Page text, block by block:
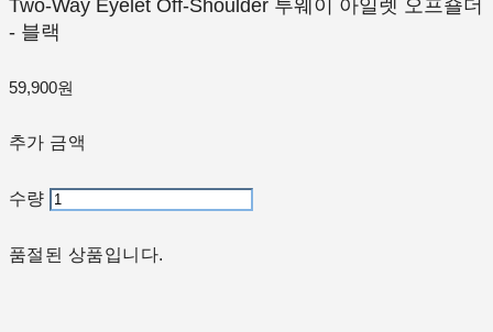
Two-Way Eyelet Off-Shoulder 투웨이 아일렛 오프숄더
- 블랙
59,900원
추가 금액
수량
품절된 상품입니다.